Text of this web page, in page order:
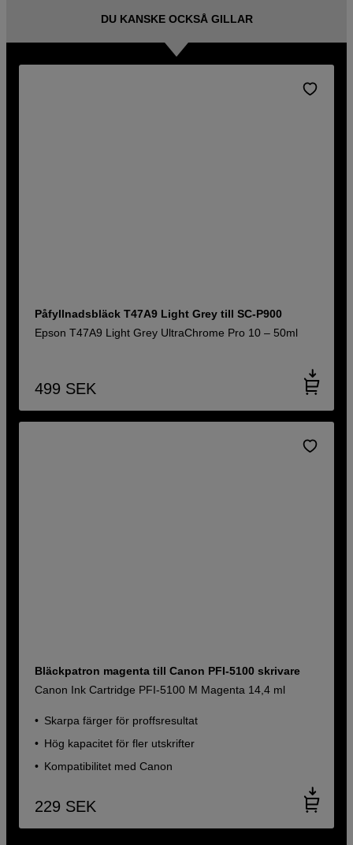
DU KANSKE OCKSÅ GILLAR
Påfyllnadsbläck T47A9 Light Grey till SC-P900
Epson T47A9 Light Grey UltraChrome Pro 10 – 50ml
499 SEK
Bläckpatron magenta till Canon PFI-5100 skrivare
Canon Ink Cartridge PFI-5100 M Magenta 14,4 ml
Skarpa färger för proffsresultat
Hög kapacitet för fler utskrifter
Kompatibilitet med Canon
229 SEK